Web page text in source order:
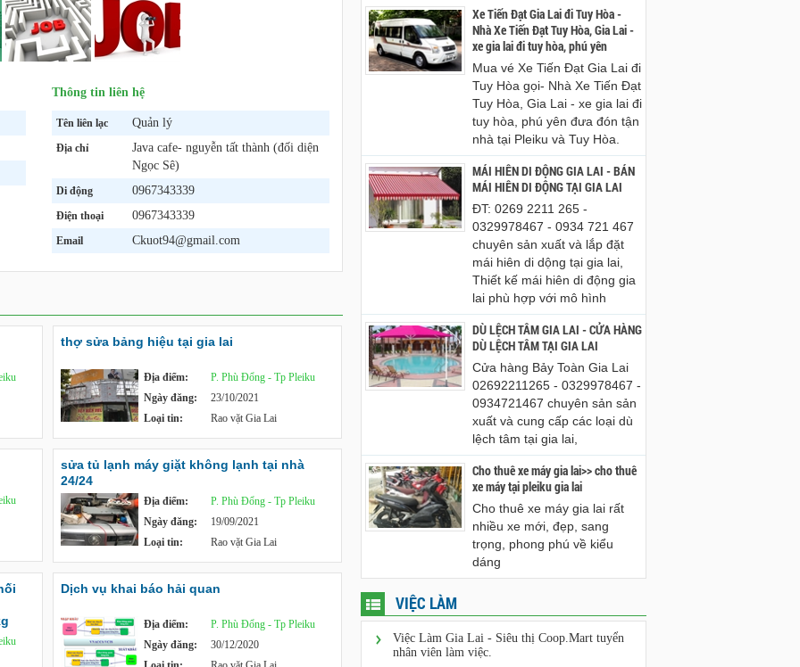
Thông tin liên hệ
Tên liên lạc Quản lý
Địa chỉ
Java cafe- nguyễn tất thành (đối diện
Ngọc Sê)
Di động 0967343339
Điện thoại 0967343339
Email Ckuot94@gmail.com
thợ sửa bảng hiệu tại gia lai
Địa điểm:
P. Phù Đổng - Tp Pleiku
Ngày đăng:
23/10/2021
Loại tin:
Rao vặt Gia Lai
sửa tủ lạnh máy giặt không lạnh tại nhà
24/24
Địa điểm:
P. Phù Đổng - Tp Pleiku
Ngày đăng:
19/09/2021
Loại tin:
Rao vặt Gia Lai
Dịch vụ khai báo hải quan
Địa điểm:
P. Phù Đổng - Tp Pleiku
Ngày đăng:
30/12/2020
Xe Tiến Đạt Gia Lai đi Tuy Hòa -
Nhà Xe Tiến Đạt Tuy Hòa, Gia Lai -
xe gia lai đi tuy hòa, phú yên
Mua vé Xe Tiến Đạt Gia Lai đi
Tuy Hòa gọi- Nhà Xe Tiến Đạt
Tuy Hòa, Gia Lai - xe gia lai đi
tuy hòa, phú yên đưa đón tận
nhà tại Pleiku và Tuy Hòa.
MÁI HIÊN DI ĐỘNG GIA LAI - BÁN
MÁI HIÊN DI ĐỘNG TẠI GIA LAI
ĐT: 0269 2211 265 -
0329978467 - 0934 721 467
chuyên sản xuất và lắp đặt
mái hiên di dộng tại gia lai,
Thiết kế mái hiên di động gia
lai phù hợp với mô hình
DÙ LỆCH TÂM GIA LAI - CỬA HÀNG
DÙ LỆCH TÂM TẠI GIA LAI
Cửa hàng Bảy Toàn Gia Lai
02692211265 - 0329978467 -
0934721467 chuyên sản sản
xuất và cung cấp các loại dù
lệch tâm tại gia lai,
Cho thuê xe máy gia lai>> cho thuê
xe máy tại pleiku gia lai
Cho thuê xe máy gia lai rất
nhiều xe mới, đẹp, sang
trọng, phong phú về kiểu
dáng
VIỆC LÀM
Việc Làm Gia Lai - Siêu thị Coop.Mart tuyển
nhân viên làm việc.